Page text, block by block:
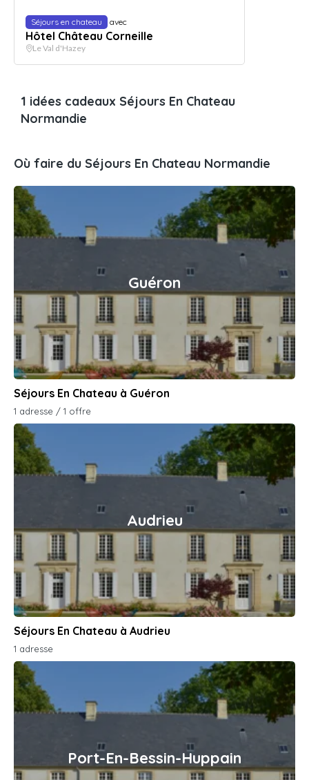
Séjours en chateau avec
Hôtel Château Corneille
Le Val d'Hazey
1 idées cadeaux Séjours En Chateau
Normandie
Où faire du Séjours En Chateau Normandie
Guéron
Séjours En Chateau à Guéron
1 adresse / 1 offre
Audrieu
Séjours En Chateau à Audrieu
1 adresse
Port-En-Bessin-Huppain